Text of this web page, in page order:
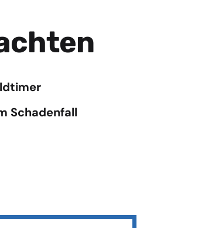
Schadenfall